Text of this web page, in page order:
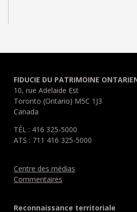
FIDUCIE DU PATRIMOINE
10, rue Adelaide Est
Toronto (Ontario) M5C 1J3
Canada
TÉL : 416 325-5000
ATS : 711 416 325-5000
Centre des médias
Commentaires
Reconnaissance territoriale